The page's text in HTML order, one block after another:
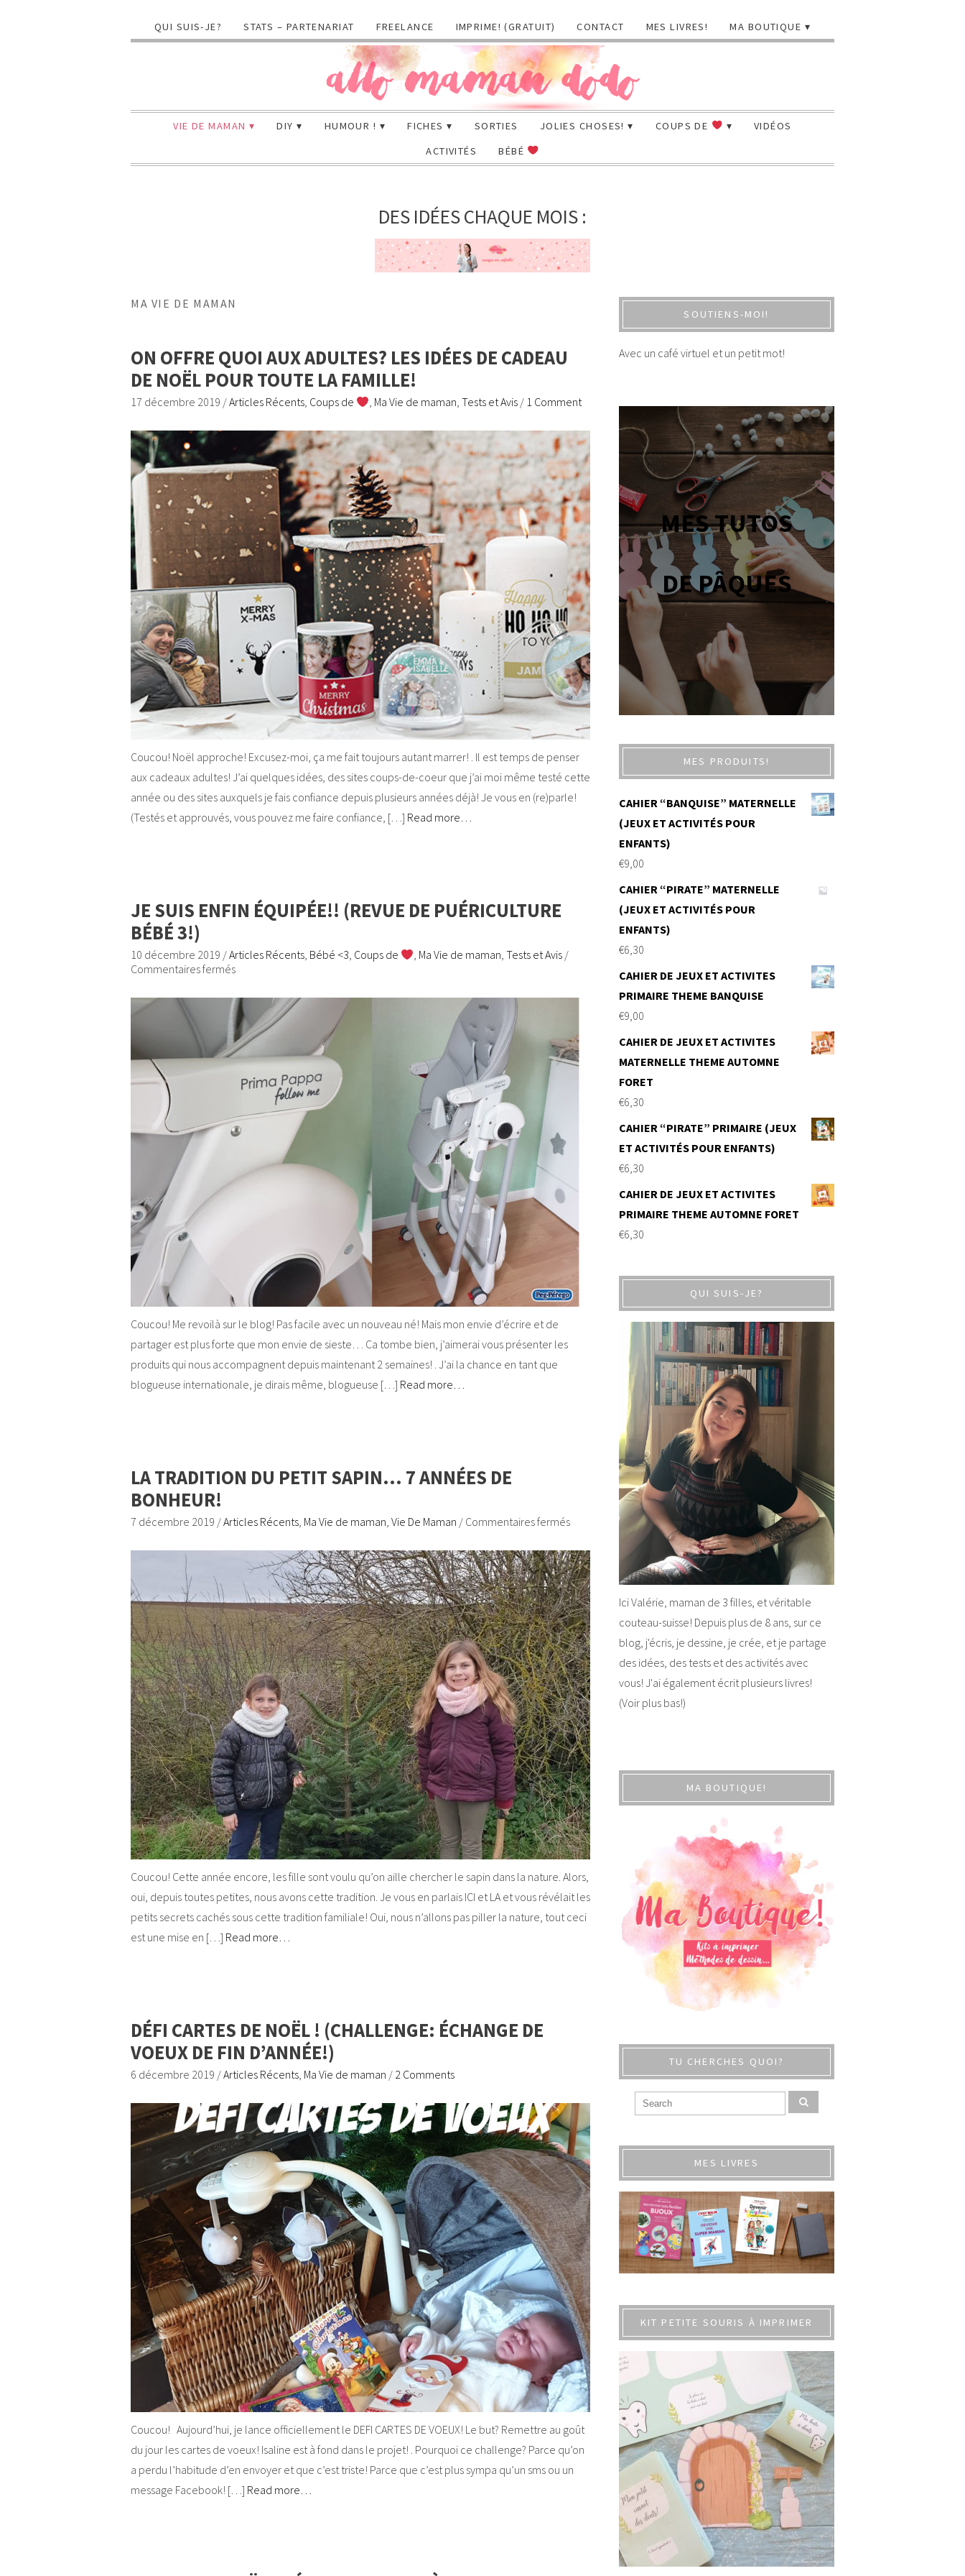
QUI SUIS-JE? STATS – PARTENARIAT FREELANCE IMPRIME! (GRATUIT) CONTACT MES LIVRES! MA BOUTIQUE
VIE DE MAMAN DIY HUMOUR ! FICHES SORTIES JOLIES CHOSES! COUPS DE
VIDÉOS
ACTIVITÉS
BÉBÉ
DES IDÉES CHAQUE MOIS :
MA VIE DE MAMAN
ON OFFRE QUOI AUX ADULTES? LES IDÉES DE CADEAU
DE NOËL POUR TOUTE LA FAMILLE!
17 décembre 2019 /Articles Récents Coups de Ma Vie de maman ,Tests et Avis / 1 Comment
Coucou! Noël approche! Excusez-moi, ça me fait toujours autant marrer! . Il est temps de penser
aux cadeaux adultes! J’ai quelques idées, des sites coups-de-coeur que j’ai moi même testé cette
année ou des sites auxquels je fais confiance depuis plusieurs années déjà! Je vous en (re)parle!
(Testés et approuvés, vous pouvez me faire confiance, […] Read more…
JE SUIS ENFIN ÉQUIPÉE!! (REVUE DE PUÉRICULTURE
BÉBÉ 3!)
10 décembre 2019 /Articles Récents Bébé <3 Coups de Ma Vie de maman ,Tests et Avis /
Commentaires fermés
Coucou! Me revoilà sur le blog! Pas facile avec un nouveau né! Mais mon envie d’écrire et de
partager est plus forte que mon envie de sieste… Ca tombe bien, j’aimerai vous présenter les
produits qui nous accompagnent depuis maintenant 2 semaines! . J’ai la chance en tant que
blogueuse internationale, je dirais même, blogueuse […] Read more…
LA TRADITION DU PETIT SAPIN… 7 ANNÉES DE
BONHEUR!
7 décembre 2019 /Articles Récents Ma Vie de maman Vie De Maman / Commentaires fermés
Coucou! Cette année encore, les fille sont voulu qu’on aille chercher le sapin dans la nature. Alors,
oui, depuis toutes petites, nous avons cette tradition. Je vous en parlais ICI et LA et vous révélait les
petits secrets cachés sous cette tradition familiale! Oui, nous n’allons pas piller la nature, tout ceci
est une mise en […] Read more…
DÉFI CARTES DE NOËL ! (CHALLENGE: ÉCHANGE DE
VOEUX DE FIN D’ANNÉE!)
6 décembre 2019 /Articles Récents Ma Vie de maman / 2 Comments
Coucou! Aujourd’hui, je lance officiellement le DEFI CARTES DE VOEUX! Le but? Remettre au goût
du jour les cartes de voeux! Isaline est à fond dans le projet! . Pourquoi ce challenge? Parce qu’on
a perdu l’habitude d’en envoyer et que c’est triste! Parce que c’est plus sympa qu’un sms ou un
message Facebook! […] Read more…
SOUTIENS-MOI!
Avec un café virtuel et un petit mot!
MES TUTOS
DE PÂQUES
MES PRODUITS!
CAHIER “BANQUISE” MATERNELLE
(JEUX ET ACTIVITÉS POUR
ENFANTS)
€9,00
CAHIER “PIRATE” MATERNELLE
(JEUX ET ACTIVITÉS POUR
ENFANTS)
€6,30
CAHIER DE JEUX ET ACTIVITES
PRIMAIRE THEME BANQUISE
€9,00
CAHIER DE JEUX ET ACTIVITES
MATERNELLE THEME AUTOMNE
FORET
€6,30
CAHIER “PIRATE” PRIMAIRE (JEUX
ET ACTIVITÉS POUR ENFANTS)
€6,30
CAHIER DE JEUX ET ACTIVITES
PRIMAIRE THEME AUTOMNE FORET
€6,30
QUI SUIS-JE?
Ici Valérie, maman de 3 filles, et véritable
couteau-suisse! Depuis plus de 8 ans, sur ce
blog, j'écris, je dessine, je crée, et je partage
des idées, des tests et des activités avec
vous! J'ai également écrit plusieurs livres!
(Voir plus bas!)
MA BOUTIQUE!
TU CHERCHES QUOI?
MES LIVRES
KIT PETITE SOURIS À IMPRIMER